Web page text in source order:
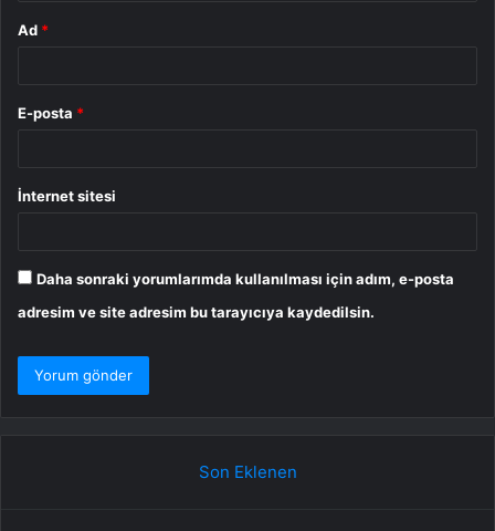
Ad *
E-posta *
İnternet sitesi
Daha sonraki yorumlarımda kullanılması için adım, e-posta
adresim ve site adresim bu tarayıcıya kaydedilsin.
Son Eklenen